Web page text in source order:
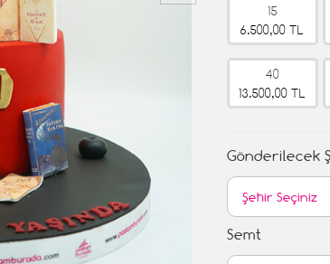
15
6.500,00 TL
40
13.500,00 TL
Gönderilecek
Semt